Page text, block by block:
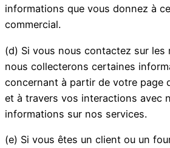
informations que vous donnez à
commercial.
(d) Si vous nous contactez sur les
nous collecterons certaines
concernant à partir de votre page
et à travers vos interactions avec
informations sur nos services.
(e) Si vous êtes un client ou un